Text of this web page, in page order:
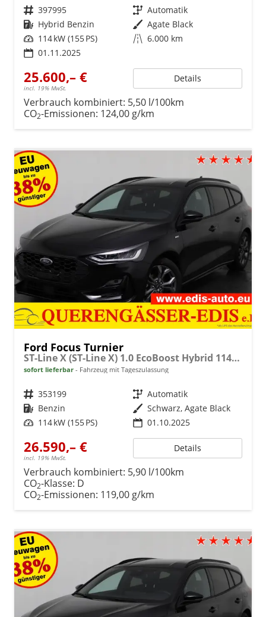
Fahrzeugnr. 397995 Getriebe Automatik
Kraftstoff Hybrid Benzin Außenfarbe Agate Black
Leistung 114 kW (155 PS) Kilometerstand 6.000 km
01.11.2025
25.600,– €
incl. 19% MwSt.
Details
Verbrauch kombiniert: 5,50 l/100km
CO2-Emissionen: 124,00 g/km
Ford Focus Turnier
ST-Line X (ST-Line X) 1.0 EcoBoost Hybrid 114kW (155 PS) 7-Gang-Automatikgetriebe
sofort lieferbar Fahrzeug mit Tageszulassung
Fahrzeugnr. 353199 Getriebe Automatik
Kraftstoff Benzin Außenfarbe Schwarz, Agate Black
Leistung 114 kW (155 PS) 01.10.2025
26.590,– €
incl. 19% MwSt.
Details
Verbrauch kombiniert: 5,90 l/100km
CO2-Klasse: D
CO2-Emissionen: 119,00 g/km